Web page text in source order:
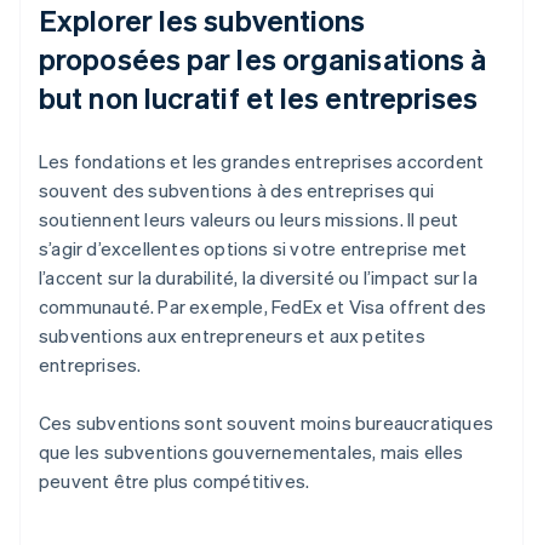
Explorer les subventions
proposées par les organisations à
but non lucratif et les entreprises
Les fondations et les grandes entreprises accordent
souvent des subventions à des entreprises qui
soutiennent leurs valeurs ou leurs missions. Il peut
s’agir d’excellentes options si votre entreprise met
l’accent sur la durabilité, la diversité ou l’impact sur la
communauté. Par exemple, FedEx et Visa offrent des
subventions aux entrepreneurs et aux petites
entreprises.
Ces subventions sont souvent moins bureaucratiques
que les subventions gouvernementales, mais elles
peuvent être plus compétitives.